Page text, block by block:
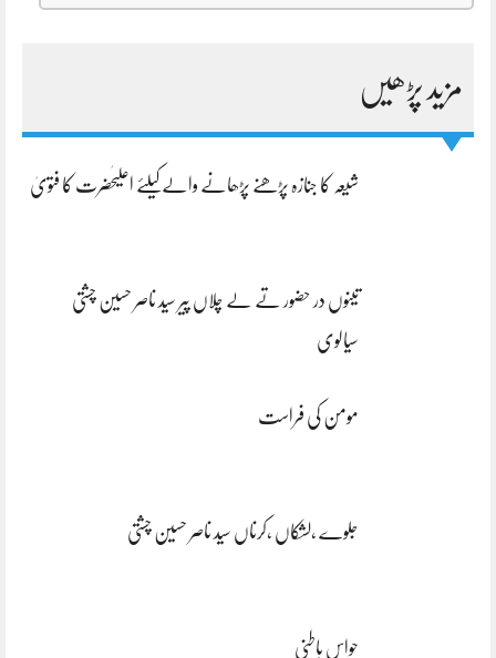
مزید پڑھیں
شیعہ کا جنازہ پڑھنے پڑھانے والےکیلئے اعلیٰحضرت کا فتویٰ
تینوں در حضور تے لے چلاں پیر سید ناصر حسین چشتی
سیالوی
مومن کی فراست
جلوے ،لشکاں ،کرناں سید ناصر حسین چشتی
حواس باطنی